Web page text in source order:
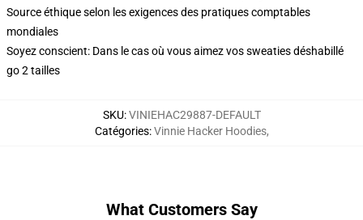
Source éthique selon les exigences des pratiques comptables
mondiales
Soyez conscient: Dans le cas où vous aimez vos sweaties déshabillé
go 2 tailles
SKU:VINIEHAC29887-DEFAULT
Catégories:Vinnie Hacker Hoodies,
What Customers Say